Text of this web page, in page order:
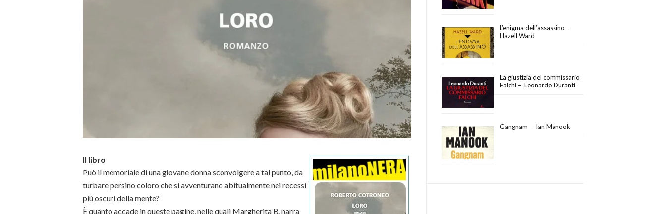
Il libro
Può il memoriale di una giovane donna sconvolgere a tal punto, da
turbare persino coloro che si avventurano abitualmente nei recessi
più oscuri della mente?
È quanto accade in queste pagine, nelle quali Margherita B. narra
L’enigma dell’assassino –
Hazell Ward
La giustizia del commissario
Falchi – Leonardo Duranti
Gangnam – Ian Manook